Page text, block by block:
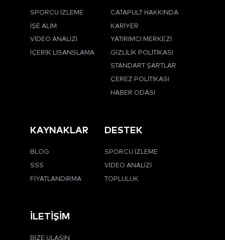
SPORCU İZLEME
İŞE ALIM
VIDEO ANALIZI
İÇERIK LISANSLAMA
CATAPULT HAKKINDA
KARIYER
YATIRIMCI MERKEZI
GIZLILIK POLITIKASI
STANDART ŞARTLAR
ÇEREZ POLITIKASI
HABER ODASI
KAYNAKLAR
BLOG
SSS
FIYATLANDIRMA
DESTEK
SPORCU İZLEME
VIDEO ANALIZI
TOPLULUK
İLETIŞIM
BIZE ULAŞIN